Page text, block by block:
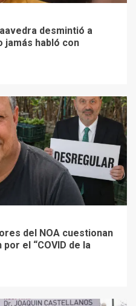
desmintió a
jamás habló con
del NOA cuestionan
el “COVID de la